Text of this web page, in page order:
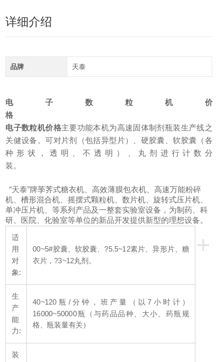
详细介绍
品牌 天泰
电子数粒机价
格
电子数粒机价格主要功能本机为高速固体制剂瓶装生产线之
关健设备。可对片剂（包括异型片）、硬胶囊、软胶囊（各
种形状，透明、不透明）、丸剂进行计数分
装。
“天泰”牌荸荠式糖衣机、高效薄膜包衣机、高速万能粉碎
机、槽形混合机、摇摆式颗粒机、数片机、旋转式压片机、
单冲压片机、等系列产品及一整套实验室设备，为制药、科
研、医院、化验室等单位的新品开发提供新型的理想设备。
+
适
用
对
象:
00~5#胶囊、软胶囊、?5.5~12素片、异形片、糖
衣片，?3~12丸剂。
生
产
能
力:
40~120瓶/分钟，班产量（以7小时计）
16000~50000瓶（与药品品种、大小、药瓶规
格、瓶装量有关）
装